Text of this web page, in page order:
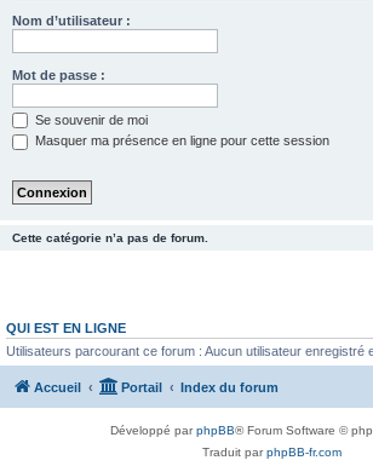
Nom d’utilisateur :
Mot de passe :
Se souvenir de moi
Masquer ma présence en ligne pour cette session
Cette catégorie n’a pas de forum.
QUI EST EN LIGNE
Utilisateurs parcourant ce forum : Aucun utilisateur enregistré
Accueil Portail Index du forum
Développé parphpBB® Forum Software ©
Traduit parphpBB-fr.com